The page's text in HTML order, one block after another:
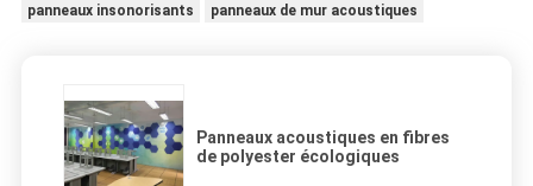
panneaux insonorisants panneaux de mur acoustiques
Panneaux acoustiques en fibres
de polyester écologiques